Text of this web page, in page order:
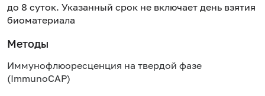
до 8 суток. Указанный срок не включает день взятия
биоматериала
Методы
Иммунофлюоресценция на твердой фазе
(ImmunoCAP)